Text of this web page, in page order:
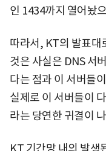
인 1434까지 열어놨
따라서, KT의 발표대
것은 사실은 DNS 서
다는 점과 이 서버들
실제로 이 서버들이
라는 당연한 귀결이